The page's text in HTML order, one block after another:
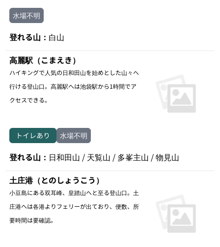
明
水場不明
登れる山： 白山
高麗駅（こまえき）
ハイキングで人気の日和田山を始めとした山々へ
行ける登山口。高麗駅へは池袋駅から1時間でア
クセスできる。
トイレあり 水場不明
登れる山： 日和田山 / 天覧山 / 多峯主山 / 物見山
土庄港（とのしょうこう）
小豆島にある双耳峰、皇踏山へと至る登山口。土
庄港へは各港よりフェリーが出ており、便数、所
要時間は要確認。